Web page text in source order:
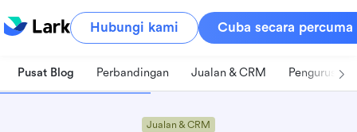
Hubungi kami Cuba secara percuma
Pusat Blog Perbandingan Jualan & CRM Pengurusan
Jualan & CRM